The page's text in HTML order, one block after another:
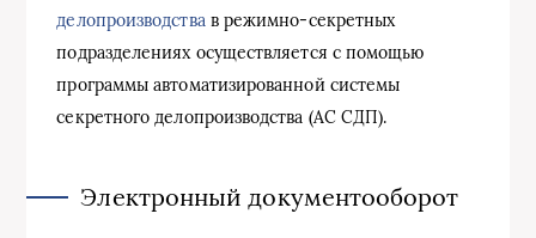
делопроизводствав режимно-секретных
подразделениях осуществляется с помощью
программы автоматизированной системы
секретного делопроизводства (АС СДП).
Электронный документооборот